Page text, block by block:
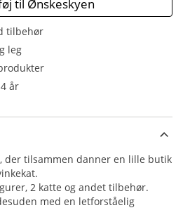
tilbehør
leg
år
til Ønskeskyen
der tilsammen danner en lille butik
2 katte og andet tilbehør.
med en letforståelig